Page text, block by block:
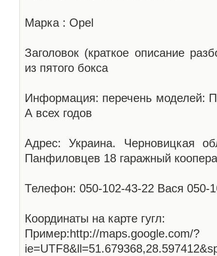
Марка : Opel
Заголовок (краткое описание
из пятого бокса
Информация: перечень моделей:
А всех годов
Адрес: Украина. Черновицкая
Панфиловцев 18 гаражный
Телефон: 050-102-43-22 Вася 050-
Координаты на карте гугл:
Пример:http://maps.google.com/?